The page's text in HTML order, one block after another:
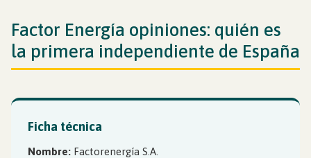
Factor Energía opiniones: quién es
la primera independiente de España
Ficha técnica
Nombre: Factorenergía S.A.